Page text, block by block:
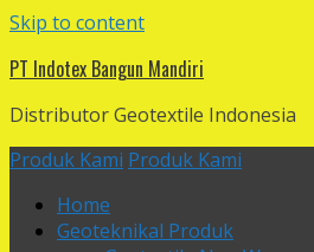
Skip to content
PT Indotex Bangun Mandiri
Distributor Geotextile Indonesia
Produk Kami Produk Kami
Home
Geoteknikal Produk